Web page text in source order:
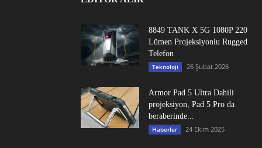
8849 TANK X 5G 1080P 220
Lümen Projeksiyonlu Rugged
Telefon
Teknoloji 26 Şubat 2026
Armor Pad 5 Ultra Dahili
projeksiyon, Pad 5 Pro da
beraberinde...
Haberler 24 Ekim 2025